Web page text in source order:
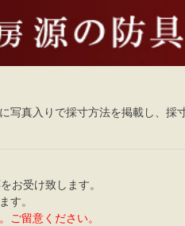
写真入りで採寸方法を掲載し、採
お受け致します。
す。
ご留意ください。